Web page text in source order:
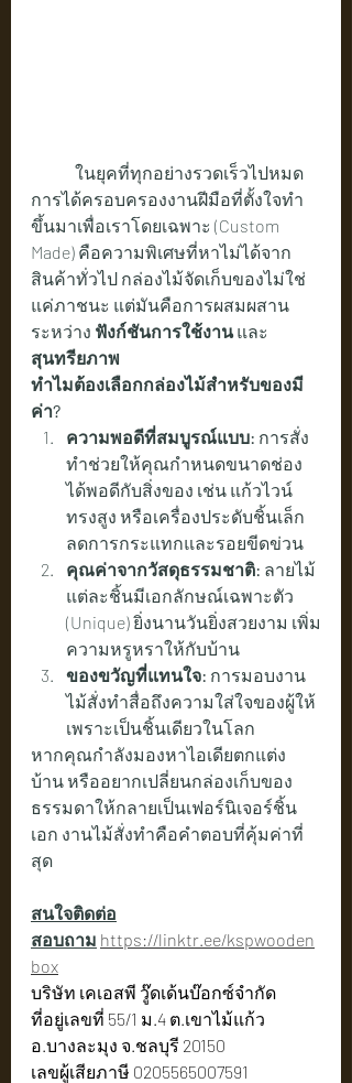
การได้ครอบครองงานฝีมือที่ตั้งใจทำ
ขึ้นมาเพื่อเราโดยเฉพาะ (Custom
Made) คือความพิเศษที่หาไม่ได้จาก
สินค้าทั่วไป กล่องไม้จัดเก็บของไม่ใช่
แค่ภาชนะ แต่มันคือการผสมผสาน
ระหว่าง ฟังก์ชันการใช้งาน และ
สุนทรียภาพ
ทำไมต้องเลือกกล่องไม้สำหรับของมี
ค่า?
ความพอดีที่สมบูรณ์แบบ: การสั่ง
ทำช่วยให้คุณกำหนดขนาดช่อง
ได้พอดีกับสิ่งของ เช่น แก้วไวน์
ทรงสูง หรือเครื่องประดับชิ้นเล็ก
ลดการกระแทกและรอยขีดข่วน
คุณค่าจากวัสดุธรรมชาติ: ลายไม้
แต่ละชิ้นมีเอกลักษณ์เฉพาะตัว
(Unique) ยิ่งนานวันยิ่งสวยงาม เพิ่ม
ความหรูหราให้กับบ้าน
ของขวัญที่แทนใจ: การมอบงาน
ไม้สั่งทำสื่อถึงความใส่ใจของผู้ให้
เพราะเป็นชิ้นเดียวในโลก
หากคุณกำลังมองหาไอเดียตกแต่ง
บ้าน หรืออยากเปลี่ยนกล่องเก็บของ
ธรรมดาให้กลายเป็นเฟอร์นิเจอร์ชิ้น
เอก งานไม้สั่งทำคือคำตอบที่คุ้มค่าที่
สุด
สนใจติดต่อ
สอบถาม https://linktr.ee/kspwooden
box
บริษัท เคเอสพี วู๊ดเด้นบ๊อกซ์จำกัด
ที่อยู่เลขที่ 55/1 ม.4 ต.เขาไม้แก้ว
อ.บางละมุง จ.ชลบุรี 20150
เลขผู้เสียภาษี 0205565007591